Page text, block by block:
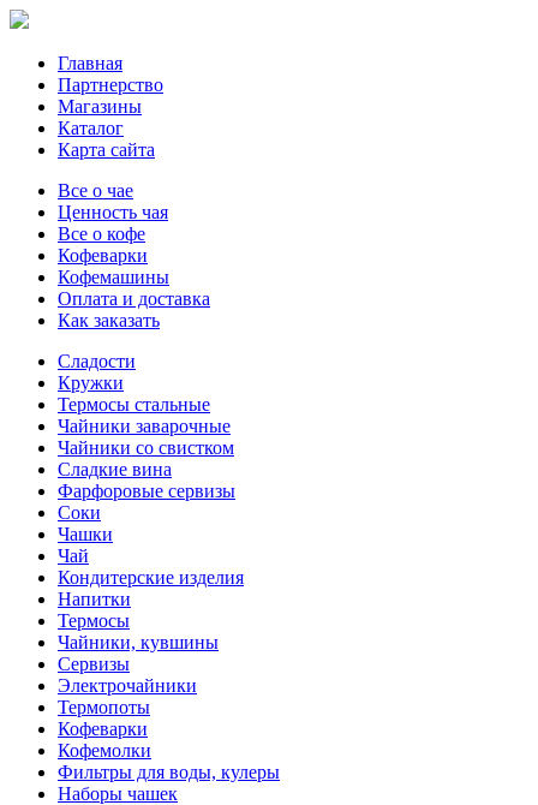
Главная
Партнерство
Магазины
Каталог
Карта сайта
Все о чае
Ценность чая
Все о кофе
Кофеварки
Кофемашины
Оплата и доставка
Как заказать
Сладости
Кружки
Термосы стальные
Чайники заварочные
Чайники со свистком
Сладкие вина
Фарфоровые сервизы
Соки
Чашки
Чай
Кондитерские изделия
Напитки
Термосы
Чайники, кувшины
Сервизы
Электрочайники
Термопоты
Кофеварки
Кофемолки
Фильтры для воды, кулеры
Наборы чашек